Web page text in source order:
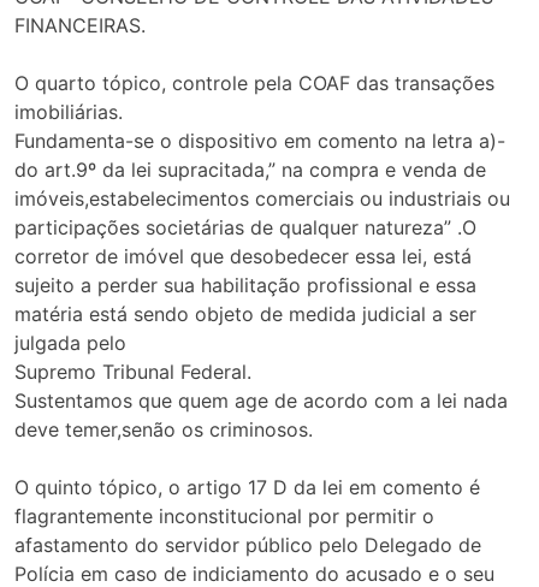
FINANCEIRAS.
O quarto tópico, controle pela COAF das transações
imobiliárias.
Fundamenta-se o dispositivo em comento na letra a)-
do art.9º da lei supracitada,” na compra e venda de
imóveis,estabelecimentos comerciais ou industriais ou
participações societárias de qualquer natureza” .O
corretor de imóvel que desobedecer essa lei, está
sujeito a perder sua habilitação profissional e essa
matéria está sendo objeto de medida judicial a ser
julgada pelo
Supremo Tribunal Federal.
Sustentamos que quem age de acordo com a lei nada
deve temer,senão os criminosos.
O quinto tópico, o artigo 17 D da lei em comento é
flagrantemente inconstitucional por permitir o
afastamento do servidor público pelo Delegado de
Polícia em caso de indiciamento do acusado e o seu